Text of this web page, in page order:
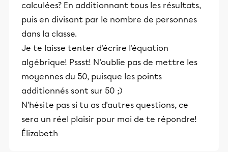
calculées? En additionnant tous les résultats,
puis en divisant par le nombre de personnes
dans la classe.
Je te laisse tenter d'écrire l'équation
algébrique! Pssst! N'oublie pas de mettre les
moyennes du 50, puisque les points
additionnés sont sur 50 ;)
N'hésite pas si tu as d'autres questions, ce
sera un réel plaisir pour moi de te répondre!
Élizabeth